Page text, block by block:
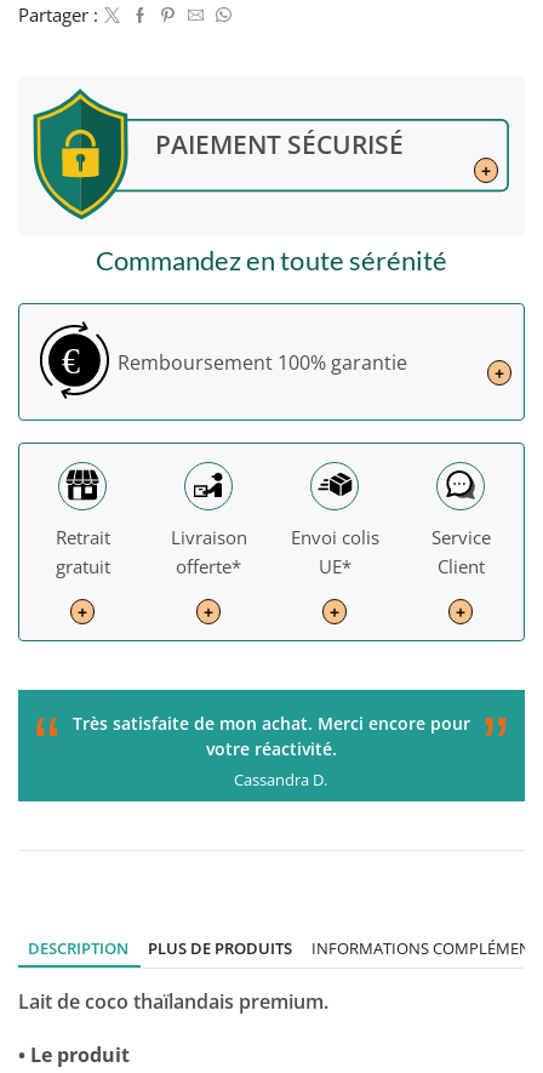
Grâce
Partager :
PAIEMENT SÉCURISÉ
+
Commandez en toute sérénité
€ Remboursement 100% garantie +
Retrait
gratuit
+
Livraison
offerte*
+
Envoi colis
UE*
+
Service
Client
+
“
C'était parfait de la commande à la livraison. Je
recommande !
Gérard H. ”
DESCRIPTION PLUS DE PRODUITS INFORMATIONS
Lait de coco thaïlandais premium.
• Le produit